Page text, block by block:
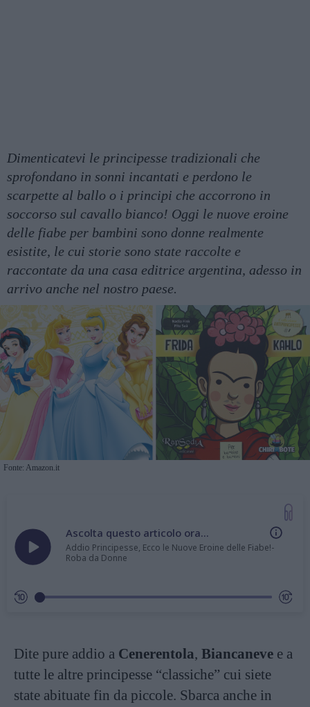
Dimenticatevi le principesse tradizionali che
sprofondano in sonni incantati e perdono le
scarpette al ballo o i principi che accorrono in
soccorso sul cavallo bianco! Oggi le nuove eroine
delle fiabe per bambini sono donne realmente
esistite, le cui storie sono state raccolte e
raccontate da una casa editrice argentina, adesso in
arrivo anche nel nostro paese.
Fonte: Amazon.it
Ascolta questo articolo ora...
Addio Principesse, Ecco le Nuove Eroine delle Fiabe!-
Roba da Donne
Dite pure addio a Cenerentola, Biancaneve e a
tutte le altre principesse “classiche” cui siete
state abituate fin da piccole. Sbarca anche in